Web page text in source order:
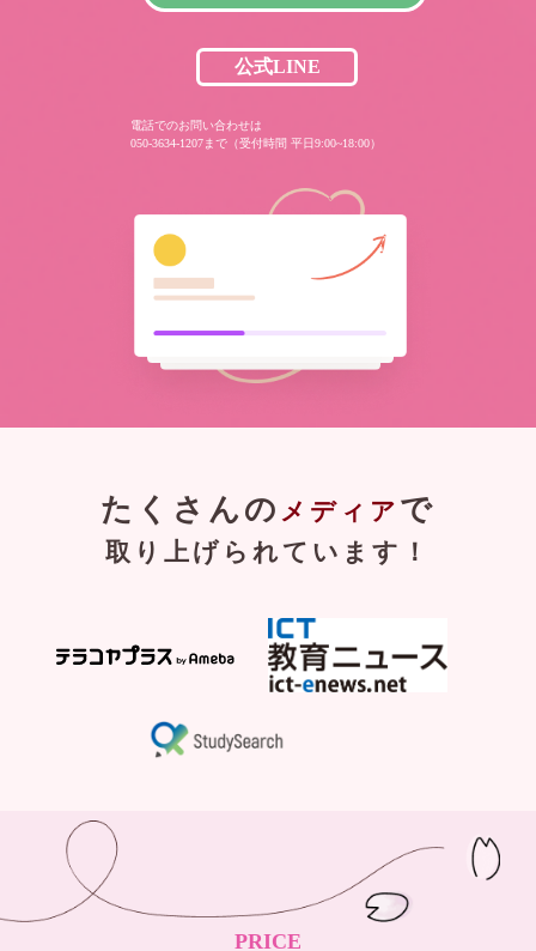
公式LINE
電話でのお問い合わせは
050-3634-1207まで（受付時間 平日9:00~18:00）
たくさんの メディア で
取り上げられています！
PRICE